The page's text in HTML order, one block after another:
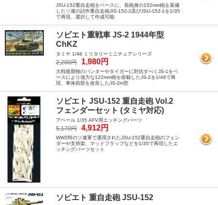
JSU-152重自走砲をベースに、長砲身の152mm砲を装備
したソ連の試作重自走砲JIS-152-2及びJSU-152-1を1/35
で再現、選択して作成可能
ソビエト重戦車 JS-2 1944年型
ChKZ
タミヤ 1/48 ミリタリーミニチュアシリーズ
2,200円 1,980円
大戦後期独のパンターやタイガーに対抗すべくJS-1をベ
ースにより強力な122mm砲を搭載したJS-2を1/48で再
現、車体前部を改良したJS-2m型
ソビエト JSU-152 重自走砲 Vol.2
フェンダーセット (タミヤ対応)
アベール 1/35 AFV用エッチングパーツ
5,170円 4,912円
WW2時のソ連軍で運用されたJSU-152重自走砲のフェン
ダーや支持架、マッドフラップなどを1/35で再現したエ
ッチングパーツセット
ソビエト 重自走砲 JSU-152